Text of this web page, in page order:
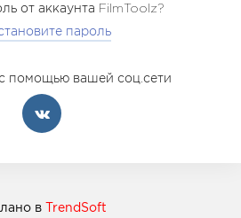
от аккаунта FilmToolz?
пароль
помощью вашей соц.сети
в TrendSoft